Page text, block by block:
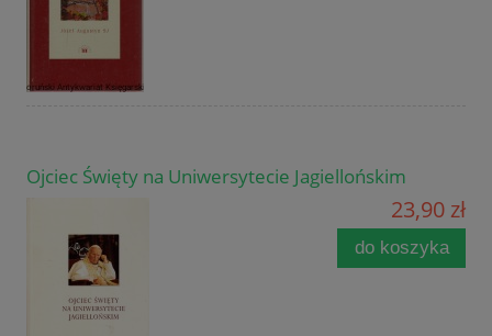
Ojciec Święty na Uniwersytecie Jagiellońskim
23,90 zł
do koszyka